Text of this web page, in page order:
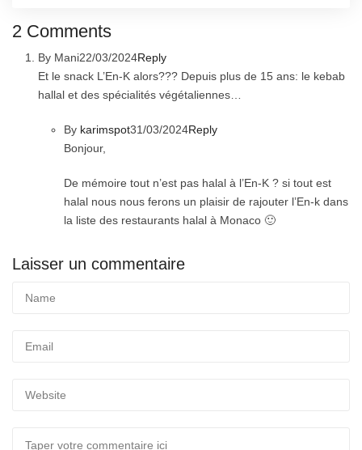
2 Comments
By Mani22/03/2024Reply
Et le snack L’En-K alors??? Depuis plus de 15 ans: le kebab
hallal et des spécialités végétaliennes…
By karimspot31/03/2024Reply
Bonjour,
De mémoire tout n’est pas halal à l’En-K ? si tout est
halal nous nous ferons un plaisir de rajouter l’En-k dans
la liste des restaurants halal à Monaco 🙂
Laisser un commentaire